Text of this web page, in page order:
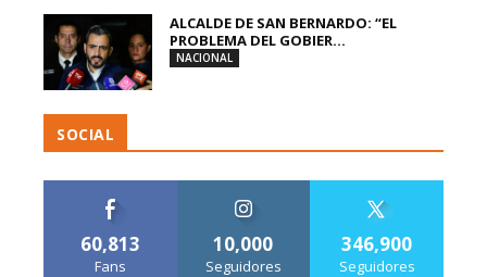
ALCALDE DE SAN BERNARDO: “EL
PROBLEMA DEL GOBIER...
NACIONAL
SOCIAL
60,813
Fans
10,000
Seguidores
346,900
Seguidores